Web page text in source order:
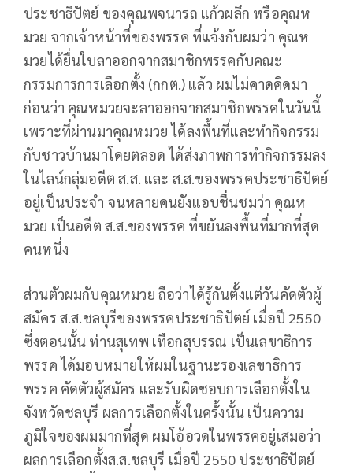
ประชาธิปัตย์ ของคุณพจนารถ แก้วผลึก หรือคุณห
มวย จากเจ้าหน้าที่ของพรรค ที่แจ้งกับผมว่า คุณห
มวยได้ยื่นใบลาออกจากสมาชิกพรรคกับคณะ
กรรมการการเลือกตั้ง (กกต.) แล้ว ผมไม่คาดคิดมา
ก่อนว่า คุณหมวยจะลาออกจากสมาชิกพรรคในวันนี้
เพราะที่ผ่านมาคุณหมวย ได้ลงพื้นที่และทำกิจกรรม
กับชาวบ้านมาโดยตลอด ได้ส่งภาพการทำกิจกรรมลง
ในไลน์กลุ่มอดีต ส.ส. และ ส.ส.ของพรรคประชาธิปัตย์
อยู่เป็นประจำ จนหลายคนยังแอบชื่นชมว่า คุณห
มวย เป็นอดีต ส.ส.ของพรรค ที่ขยันลงพื้นที่มากที่สุด
คนหนึ่ง
ส่วนตัวผมกับคุณหมวย ถือว่าได้รู้กันตั้งแต่วันคัดตัวผู้
สมัคร ส.ส.ชลบุรีของพรรคประชาธิปัตย์ เมื่อปี 2550
ซึ่งตอนนั้น ท่านสุเทพ เทือกสุบรรณ เป็นเลขาธิการ
พรรค ได้มอบหมายให้ผมในฐานะรองเลขาธิการ
พรรค คัดตัวผู้สมัคร และรับผิดชอบการเลือกตั้งใน
จังหวัดชลบุรี ผลการเลือกตั้งในครั้งนั้น เป็นความ
ภูมิใจของผมมากที่สุด ผมโอ้อวดในพรรคอยู่เสมอว่า
ผลการเลือกตั้งส.ส.ชลบุรี เมื่อปี 2550 ประชาธิปัตย์